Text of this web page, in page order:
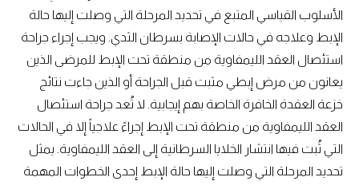
الأسلوب القياسي المتبع في تحديد المرحلة التي وصلت إليها حالة
الإبط وعلاجه في حالات الإصابة بسرطان الثدي. ويجب إجراء جراحة
استئصال العقد الليمفاوية من منطقة تحت الإبط للمرضى الذين
يعانون من مرض إبطي مثبت قبل الجراحة أو الذين جاءت نتائج
خزعة العقدة الخافرة الخاصة بهم إيجابية. لا تُعد جراحة استئصال
العقد الليمفاوية من منطقة تحت الإبط إجراءً علاجياً إلا في الحالات
التي ثُبت فيها انتشار الخلايا السرطانية إلى العقد الليمفاوية. يمثل
تحديد المرحلة التي وصلت إليها حالة الإبط إحدى الخطوات المهمة